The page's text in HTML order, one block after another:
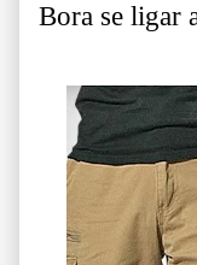
Bora se ligar